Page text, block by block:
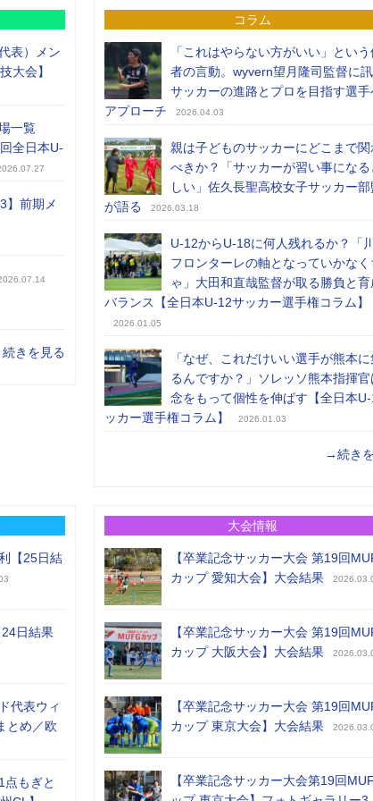
表）メン
大会】
一覧
全日本U-
】前期メ
きを見る
コラム
「これはやらない方がいい」とい
者の言動。wyvern望月隆司監督に訊
サッカーの進路とプロを目指す選手
アプローチ
2026.04.03
親は子どものサッカーにどこまで関
べきか？「サッカーが習い事になる
しい」佐久長聖高校女子サッカー部
が語る
2026.03.18
U-12からU-18に何人残れるか？「
フロンターレの軸となっていかなく
ゃ」大田和直哉監督が取る勝負と
バランス【全日本U-12サッカー選手権コラム】
2026.01.05
「なぜ、これだけいい選手が熊本に
るんですか？」ソレッソ熊本指揮
念をもって個性を伸ばす【全日本
ッカー選手権コラム】
2026.01.03
→続き
【25日結
日結果
代表ウィ
とめ／欧
点もぎと
大会情報
【卒業記念サッカー大会 第19回
カップ 愛知大会】大会結果
【卒業記念サッカー大会 第19回
カップ 大阪大会】大会結果
【卒業記念サッカー大会 第19回
カップ 東京大会】大会結果
【卒業記念サッカー大会第19回